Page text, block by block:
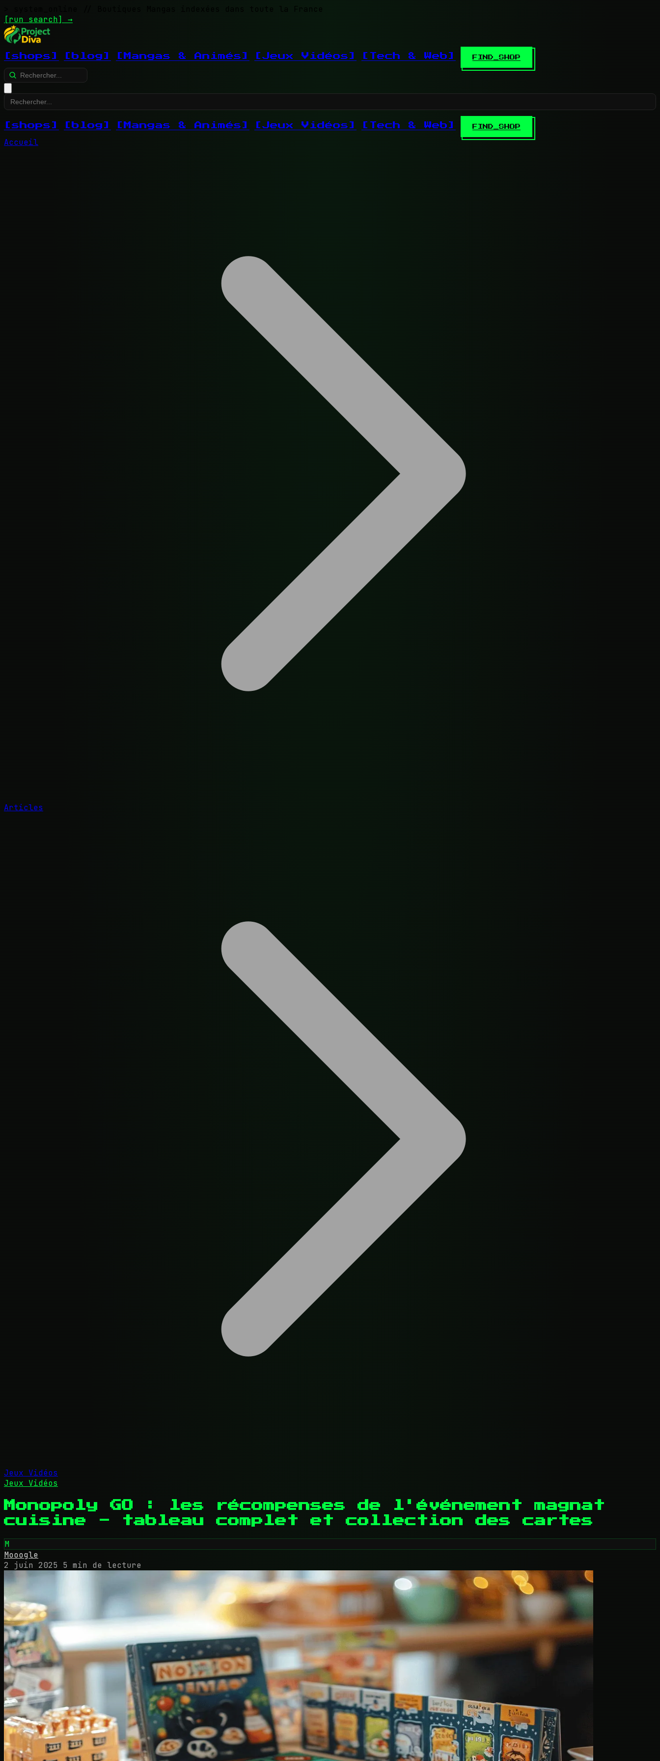
// Boutiques Mangas indexées dans toute la France
[run search] →
[shops] [blog] [Mangas & Animés] [Jeux Vidéos] [Tech & Web] FIND_SHOP
[shops] [blog] [Mangas & Animés] [Jeux Vidéos] [Tech & Web] FIND_SHOP
Accueil
Articles
Jeux Vidéos
Jeux Vidéos
Monopoly GO : les récompenses de l'événement magnat
cuisine - tableau complet et collection des cartes
M
Mooogle
2 juin 2025
5 min de lecture